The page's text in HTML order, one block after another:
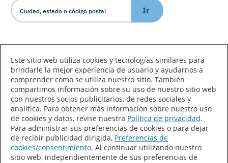
Ir
Declaración de accesibilidad
Mapa del sitio
Términos de uso
Privacidad
Sus preferencias de privacidad
Este sitio web utiliza cookies y tecnologías similares para
brindarle la mejor experiencia de usuario y ayudarnos a
comprender cómo se utiliza nuestro sitio. También
compartimos información sobre su uso de nuestro sitio web
con nuestros socios publicitarios, de redes sociales y
analítica. Para obtener más información sobre nuestro uso
de cookies y datos, revise nuestra Política de privacidad.
Para administrar sus preferencias de cookies o para dejar
de recibir publicidad dirigida, Preferencias de
cookies/consentimiento. Al continuar utilizando nuestro
sitio web, independientemente de sus preferencias de